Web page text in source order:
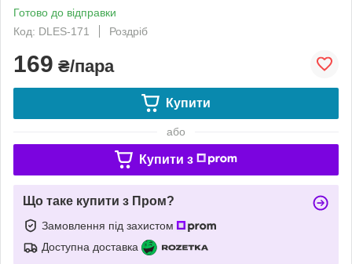
Готово до відправки
Код: DLES-171
Роздріб
169 ₴/пара
Купити
або
Купити з
Що таке купити з Пром?
Замовлення під захистом
Доступна доставка